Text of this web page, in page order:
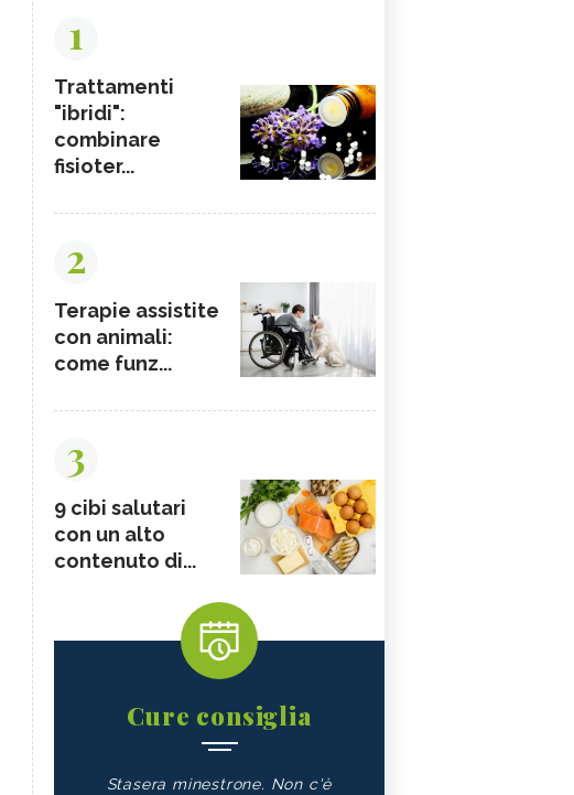
1
Trattamenti
"ibridi":
combinare
fisioter...
2
Terapie assistite
con animali:
come funz...
3
9 cibi salutari
con un alto
contenuto di...
Cure consiglia
Stasera minestrone. Non c'è